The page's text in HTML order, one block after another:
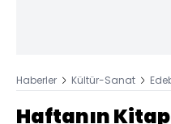
Haberler Kültür-Sanat
Haftanın